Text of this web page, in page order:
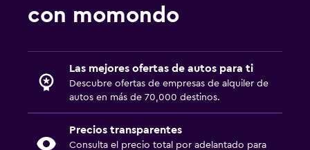
con momondo
Las mejores ofertas de autos para ti
Descubre ofertas de empresas de alquiler de
autos en más de 70,000 destinos.
Precios transparentes
Consulta el precio total por adelantado para